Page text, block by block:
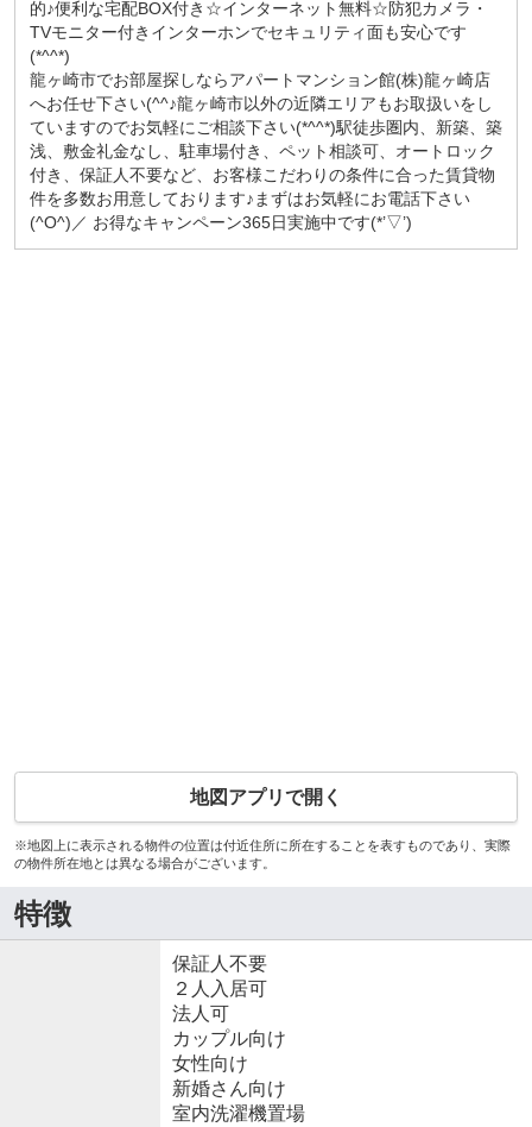
的♪便利な宅配BOX付き☆インターネット無料☆防犯カメラ・
TVモニター付きインターホンでセキュリティ面も安心です
(*^^*)
龍ヶ崎市でお部屋探しならアパートマンション館(株)龍ヶ崎店
へお任せ下さい(^^♪龍ヶ崎市以外の近隣エリアもお取扱いをし
ていますのでお気軽にご相談下さい(*^^*)駅徒歩圏内、新築、築
浅、敷金礼金なし、駐車場付き、ペット相談可、オートロック
付き、保証人不要など、お客様こだわりの条件に合った賃貸物
件を多数お用意しております♪まずはお気軽にお電話下さい
(^O^)／ お得なキャンペーン365日実施中です(*’▽’)
地図アプリで開く
※地図上に表示される物件の位置は付近住所に所在することを表すものであり、実際
の物件所在地とは異なる場合がございます。
特徴
保証人不要
２人入居可
法人可
カップル向け
女性向け
新婚さん向け
室内洗濯機置場